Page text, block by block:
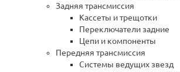
Задняя трансмиссия
Кассеты и трещотки
Переключатели задние
Цепи и компоненты
Передняя трансмиссия
Системы ведущих звезд